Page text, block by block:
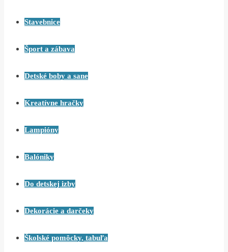
Stavebnice
Šport a zábava
Detské boby a sane
Kreatívne hračky
Lampióny
Balóniky
Do detskej izby
Dekorácie a darčeky
Školské pomôcky, tabuľa